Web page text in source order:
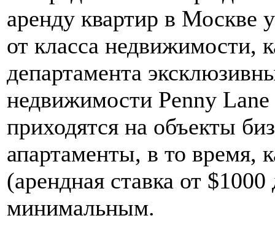
аренду квартир в Москве
от класса недвижимости,
департамента
недвижимости Penny
приходятся на объекты
апартаменты, в то время,
(арендная ставка от
минимальным.